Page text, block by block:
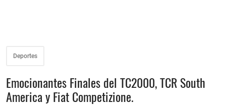
Deportes
Emocionantes Finales del TC2000, TCR South
America y Fiat Competizione.